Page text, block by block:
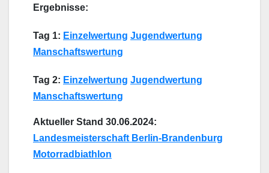
Ergebnisse:
Tag 1: Einzelwertung Jugendwertung
Manschaftswertung
Tag 2: Einzelwertung Jugendwertung
Manschaftswertung
Aktueller Stand 30.06.2024:
Landesmeisterschaft Berlin-Brandenburg
Motorradbiathlon